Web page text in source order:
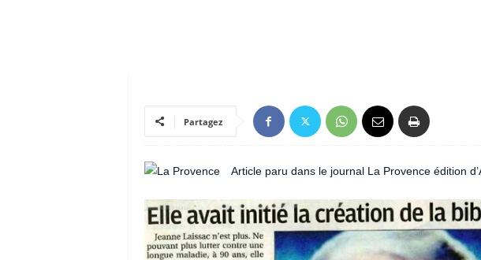
Partagez
Article paru dans le journal La Provence édition